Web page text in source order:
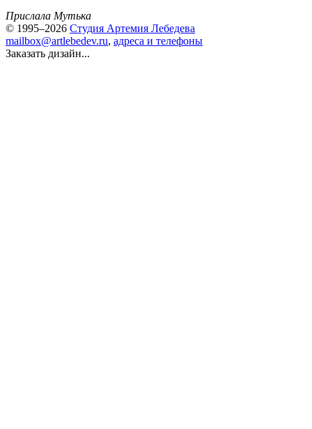
Прислала Мутька
© 1995–2026 Студия Артемия Лебедева
mailbox@artlebedev.ru, адреса и телефоны
Заказать дизайн...